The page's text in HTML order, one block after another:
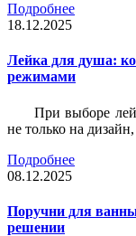
Подробнее
18.12.2025
Лейка для душа:
режимами
При выборе
не только на
Подробнее
08.12.2025
Поручни для
решении